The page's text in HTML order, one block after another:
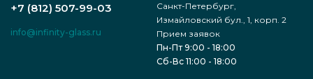
+7 (812) 507-99-03
Санкт-Петербург,
Измайловский бул., 1, корп. 2
info@infinity-glass.ru
Прием заявок
Пн-Пт 9:00 - 18:00
Сб-Вс 11:00 - 18:00